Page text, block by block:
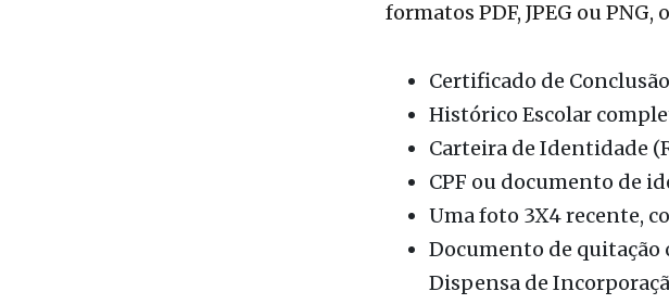
Certificado de
Carteira de Identidade
CPF ou documento de
Uma foto 3X4 recente,
Documento de quitação
Dispensa de
de 18 anos, do sexo